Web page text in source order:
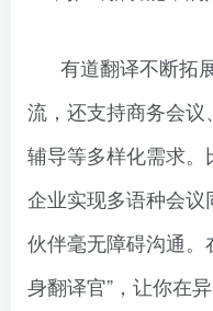
有道翻译不断拓
流，还支持商务会
辅导等多样化需求
企业实现多语种会
伙伴毫无障碍沟通。
身翻译官”，让你在